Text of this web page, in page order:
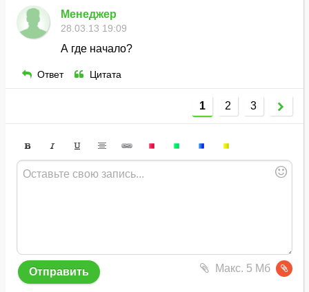
Менеджер
28.03.13 19:09
А где начало?
Ответ Цитата
1 2 3
Макс. 5 Мб